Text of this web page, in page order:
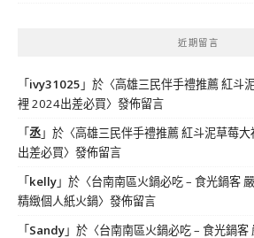
近期留言
「 ivy31025 」於〈高雄三民伴手禮推薦 紅斗
裡 2024出差必買〉發佈留言
「丞」於〈高雄三民伴手禮推薦 紅斗泥草莓
出差必買〉發佈留言
「 kelly」於〈台南南區火鍋必吃 – 食光鍋客
精緻個人紙火鍋〉發佈留言
「 Sandy」於〈台南南區火鍋必吃 – 食光鍋客